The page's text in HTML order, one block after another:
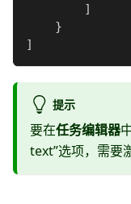
]
}
]
提示
要在任务编辑器
text”选项，需要